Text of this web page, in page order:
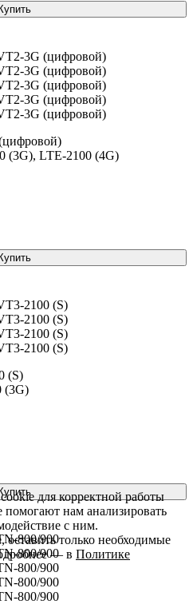
Купить
(3G), LTE-2100 (4G)
Купить
(S)
(3G)
Купитьдля корректной работы
нам анализировать
с ним.
только необходимые
— в Политике